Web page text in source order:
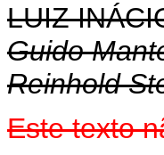
LUIZ
Guido
Reinhold
Este texto